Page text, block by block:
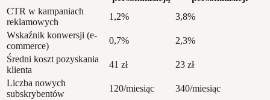
CTR w kampaniach
reklamowych
1,2%
3,8%
Wskaźnik konwersji (e-
commerce)
0,7%
2,3%
Średni koszt pozyskania
klienta
41 zł
23 zł
Liczba nowych
subskrybentów
120/miesiąc 340/miesiąc